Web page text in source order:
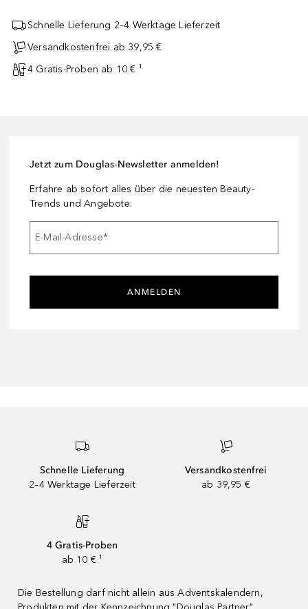
Schnelle Lieferung 2–4 Werktage Lieferzeit
Versandkostenfrei ab 39,95 €
4 Gratis-Proben ab 10 € ¹
Jetzt zum Douglas-Newsletter anmelden!
Erfahre ab sofort alles über die neuesten Beauty-
Trends und Angebote.
E-Mail-Adresse*
ANMELDEN
Schnelle Lieferung
2–4 Werktage Lieferzeit
Versandkostenfrei
ab 39,95 €
4 Gratis-Proben
ab 10 € ¹
Die Bestellung darf nicht allein aus Adventskalendern,